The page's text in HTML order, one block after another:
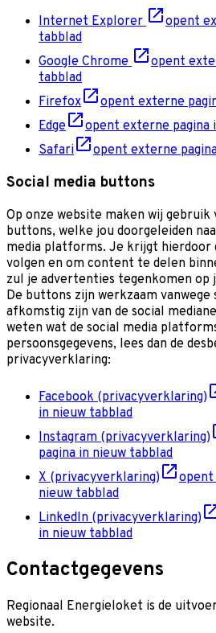
Internet Explorer
opent
tabblad
Google Chrome
opent
tabblad
Firefox
opent externe
Edge
opent externe pagina
Safari
opent externe
Social media buttons
Op onze website maken wij gebruik
buttons, welke jou doorgeleiden
media platforms. Je krijgt hierdoor
volgen en om content te delen
zul je advertenties tegenkomen op
De buttons zijn werkzaam
afkomstig zijn van de social
weten wat de social media
persoonsgegevens, lees dan de
privacyverklaring:
Facebook (privacyverklaring)
in nieuw tabblad
Instagram (privacyverklaring)
pagina in nieuw tabblad
X (privacyverklaring)
opent
nieuw tabblad
LinkedIn (privacyverklaring)
in nieuw tabblad
Contactgegevens
Regionaal Energieloket is de
website.